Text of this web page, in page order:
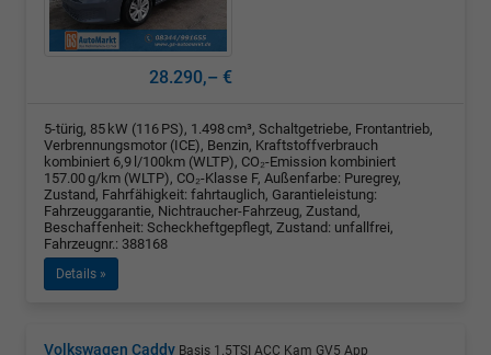
28.290,– €
5-türig, 85 kW (116 PS), 1.498 cm³, Schaltgetriebe, Frontantrieb,
Verbrennungsmotor (ICE), Benzin, Kraftstoffverbrauch
kombiniert 6,9 l/100km (WLTP), CO₂-Emission kombiniert
157.00 g/km (WLTP), CO₂-Klasse F, Außenfarbe: Puregrey,
Zustand, Fahrfähigkeit: fahrtauglich, Garantieleistung:
Fahrzeuggarantie, Nichtraucher-Fahrzeug, Zustand,
Beschaffenheit: Scheckheftgepflegt, Zustand: unfallfrei,
Fahrzeugnr.: 388168
Details »
Volkswagen Caddy Basis 1.5TSI ACC Kam GV5 App